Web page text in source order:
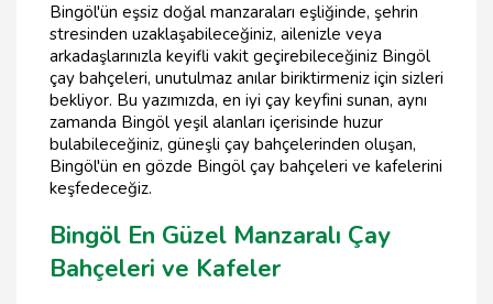
Bingöl'ün eşsiz doğal manzaraları eşliğinde, şehrin
stresinden uzaklaşabileceğiniz, ailenizle veya
arkadaşlarınızla keyifli vakit geçirebileceğiniz Bingöl
çay bahçeleri, unutulmaz anılar biriktirmeniz için sizleri
bekliyor. Bu yazımızda, en iyi çay keyfini sunan, aynı
zamanda Bingöl yeşil alanları içerisinde huzur
bulabileceğiniz, güneşli çay bahçelerinden oluşan,
Bingöl'ün en gözde Bingöl çay bahçeleri ve kafelerini
keşfedeceğiz.
Bingöl En Güzel Manzaralı Çay
Bahçeleri ve Kafeler